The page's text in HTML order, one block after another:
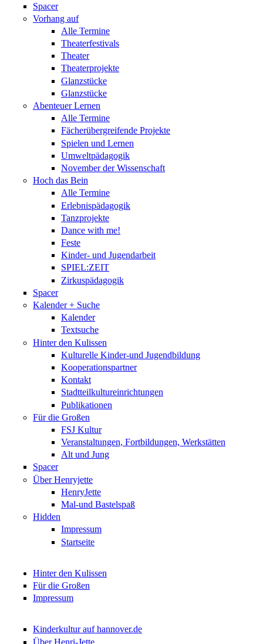
Spacer
Vorhang auf
Alle Termine
Theaterfestivals
Theater
Theaterprojekte
Glanzstücke
Glanzstücke
Abenteuer Lernen
Alle Termine
Fächerübergreifende Projekte
Spielen und Lernen
Umweltpädagogik
November der Wissenschaft
Hoch das Bein
Alle Termine
Erlebnispädagogik
Tanzprojekte
Dance with me!
Feste
Kinder- und Jugendarbeit
SPIEL:ZEIT
Zirkuspädagogik
Spacer
Kalender + Suche
Kalender
Textsuche
Hinter den Kulissen
Kulturelle Kinder-und Jugendbildung
Kooperationspartner
Kontakt
Stadtteilkultureinrichtungen
Publikationen
Für die Großen
FSJ Kultur
Veranstaltungen, Fortbildungen, Werkstätten
Alt und Jung
Spacer
Über Henryjette
HenryJette
Mal-und Bastelspaß
Hidden
Impressum
Startseite
Hinter den Kulissen
Für die Großen
Impressum
Kinderkultur auf hannover.de
Über Henri-Jette